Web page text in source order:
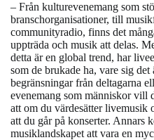
– Från kulturevenemang som
branschorganisationer, till
communityradio, finns det
uppträda och musik att delas.
detta är en global trend, har
som de brukade ha, vare sig
begränsningar från deltagarna
evenemang som människor
att om du värdesätter livemusik
att du går på konserter. Annars
musiklandskapet att vara en